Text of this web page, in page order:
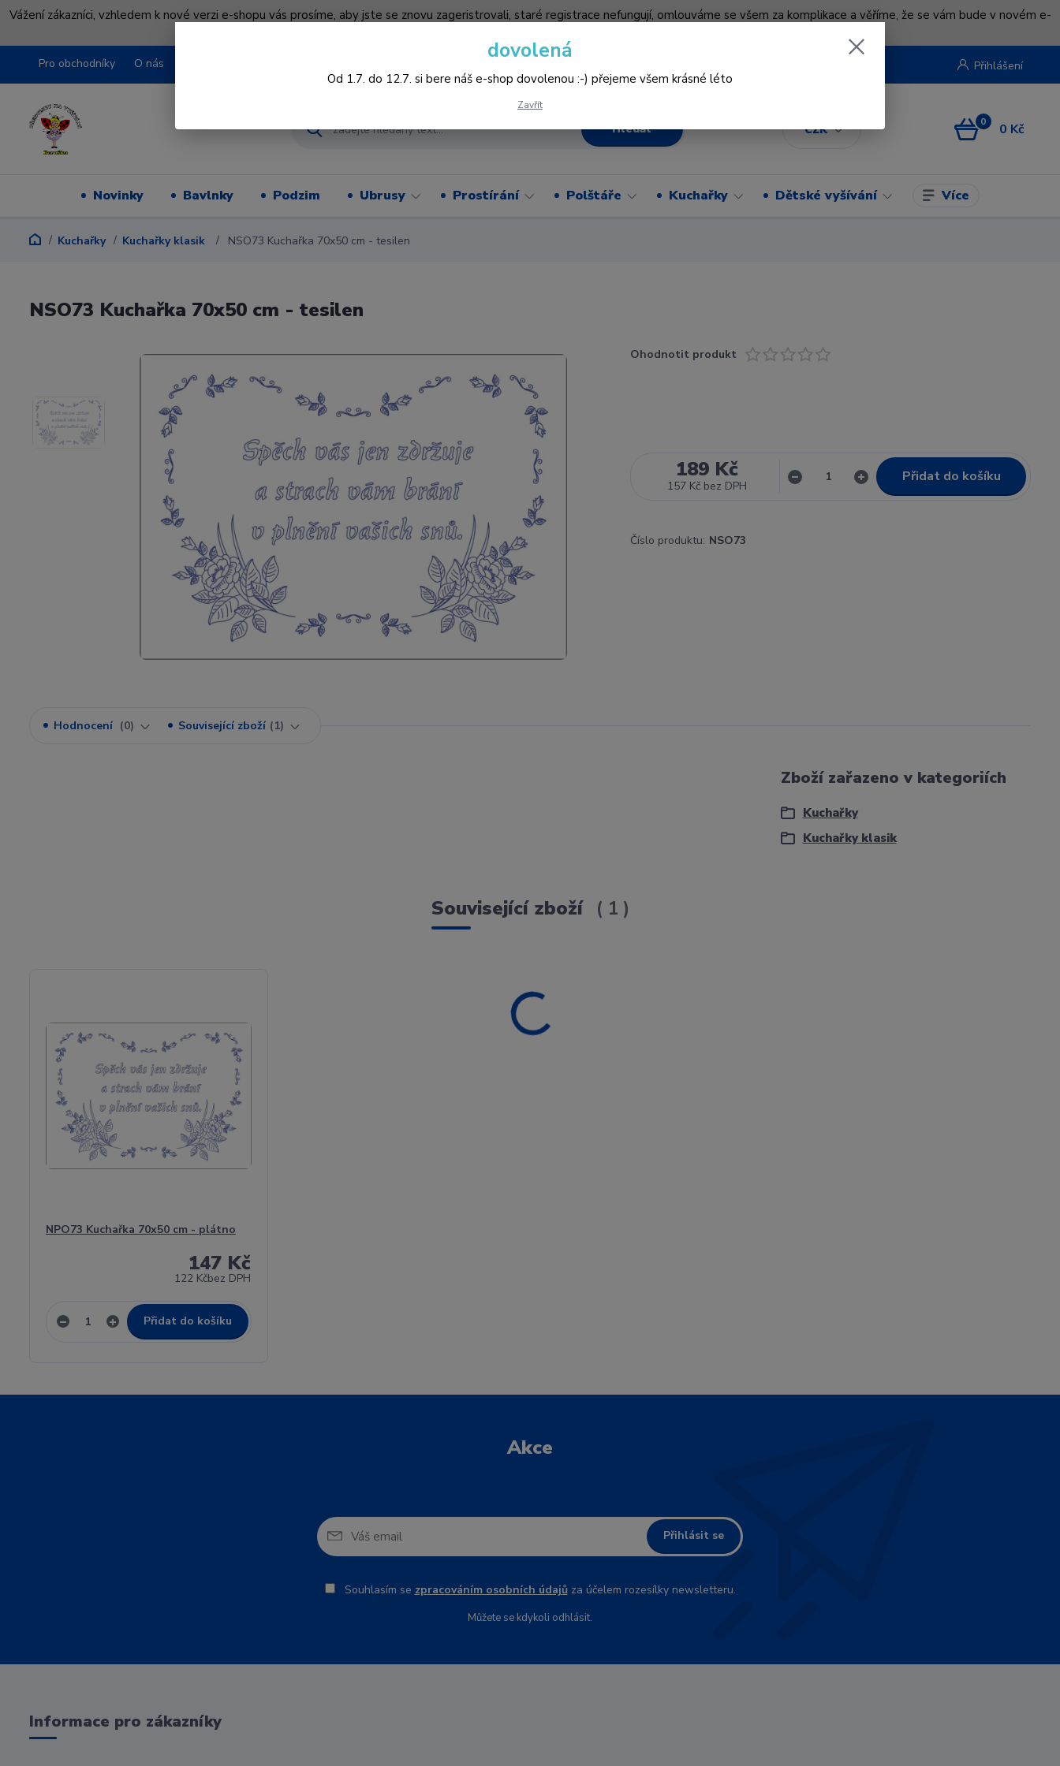
Vážení zákazníci, vzhledem k nové verzi e-shopu vás prosíme, aby jste se znovu zageristrovali, staré registrace nefungují, omlouváme se všem za komplikace a věříme, že se vám bude v novém e-
Pro obchodníky O nás
CZK
Přihlášení
Hledat 0 0 Kč
Novinky Bavlnky Podzim Ubrusy Prostírání Polštáře Kuchařky Dětské vyšívání Více
Kuchařky Kuchařky klasik NSO73 Kuchařka 70x50 cm - tesilen
NSO73 Kuchařka 70x50 cm - tesilen
Ohodnotit produkt
189 Kč
157 Kč bez DPH
Přidat do košíku
Číslo produktu: NSO73
Hodnocení 0 Související zboží 1
Zboží zařazeno v kategoriích
Kuchařky
Kuchařky klasik
Související zboží 1
NPO73 Kuchařka 70x50 cm - plátno
147 Kč
122 Kčbez DPH
Přidat do košíku
Akce
Přihlásit se
Souhlasím se zpracováním osobních údajůza účelem rozesílky newsletteru.
Můžete se kdykoli odhlásit.
Informace pro zákazníky
dovolená
Od 1.7. do 12.7. si bere náš e-shop dovolenou :-) přejeme všem krásné léto
Zavřít